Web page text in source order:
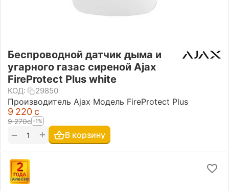
Беспроводной датчик дыма и
угарного газас сиреной Ajax
FireProtect Plus white
КОД: 29850
Производитель Ajax Модель FireProtect Plus
9 220 с
9 270с -1%
+
− В корзину